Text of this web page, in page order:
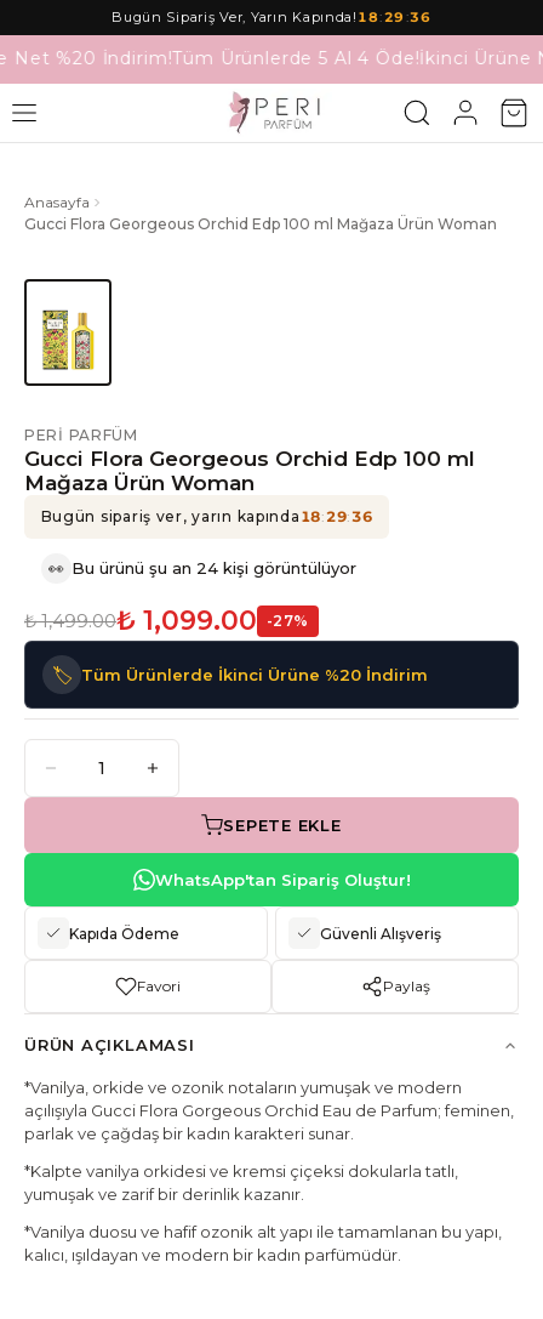
Bugün Sipariş Ver, Yarın Kapında! 18:29 :36
Net %20 İndirim!Tüm Ürünlerde 5 Al 4 Öde!İkinci Ürüne
Anasayfa
Gucci Flora Georgeous Orchid Edp 100 ml Mağaza Ürün Woman
PERI PARFÜM
Gucci Flora Georgeous Orchid Edp 100 ml
Mağaza Ürün Woman
Bugün sipariş ver, yarın kapında 18:29:36
👀 Bu ürünü şu an 24 kişi görüntülüyor
₺ 1,499.00₺ 1,099.00 -27%
🏷️ Tüm Ürünlerde İkinci Ürüne %20 İndirim
SEPETE EKLE
WhatsApp'tan Sipariş Oluştur!
Kapıda Ödeme Güvenli Alışveriş
Favori Paylaş
ÜRÜN AÇIKLAMASI
*Vanilya, orkide ve ozonik notaların yumuşak ve modern
açılışıyla Gucci Flora Gorgeous Orchid Eau de Parfum; feminen,
parlak ve çağdaş bir kadın karakteri sunar.
*Kalpte vanilya orkidesi ve kremsi çiçeksi dokularla tatlı,
yumuşak ve zarif bir derinlik kazanır.
*Vanilya duosu ve hafif ozonik alt yapı ile tamamlanan bu yapı,
kalıcı, ışıldayan ve modern bir kadın parfümüdür.